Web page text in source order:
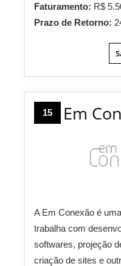
Faturamento: R$
Prazo de Retorno:
15 Em
A Em Conexão é
trabalha com
softwares, projeção
criação de sites e